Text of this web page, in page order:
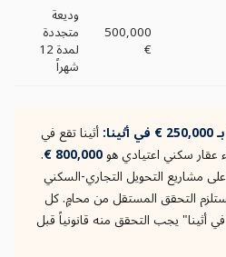
500,000
€
وديعة
متجددة
لمدة 12
شهراً
أثينا تقع في
عقار سكني اعتيادي هو800,000 €
.
فقط على مشاريع التحويل التجاري-السكني
التحقق المستقل من محامٍ. كل
عرض "تأشيرة ذهبية بـ250K في أثينا" يجب التحقق منه قانونياً قبل